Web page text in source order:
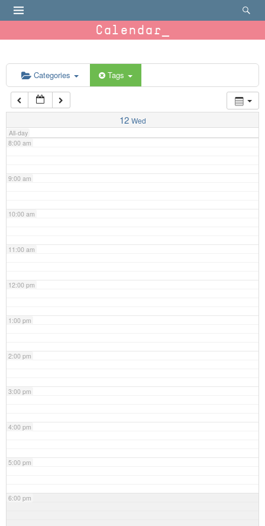
Calendar
Categories Tags
12 Wed
All-day
6:00 am
7:00 am
8:00 am
9:00 am
10:00 am
11:00 am
12:00 pm
1:00 pm
2:00 pm
3:00 pm
4:00 pm
5:00 pm
6:00 pm